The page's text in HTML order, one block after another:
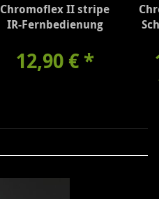
Chromoflex II stripe
IR-Fernbedienung
12,90 € *